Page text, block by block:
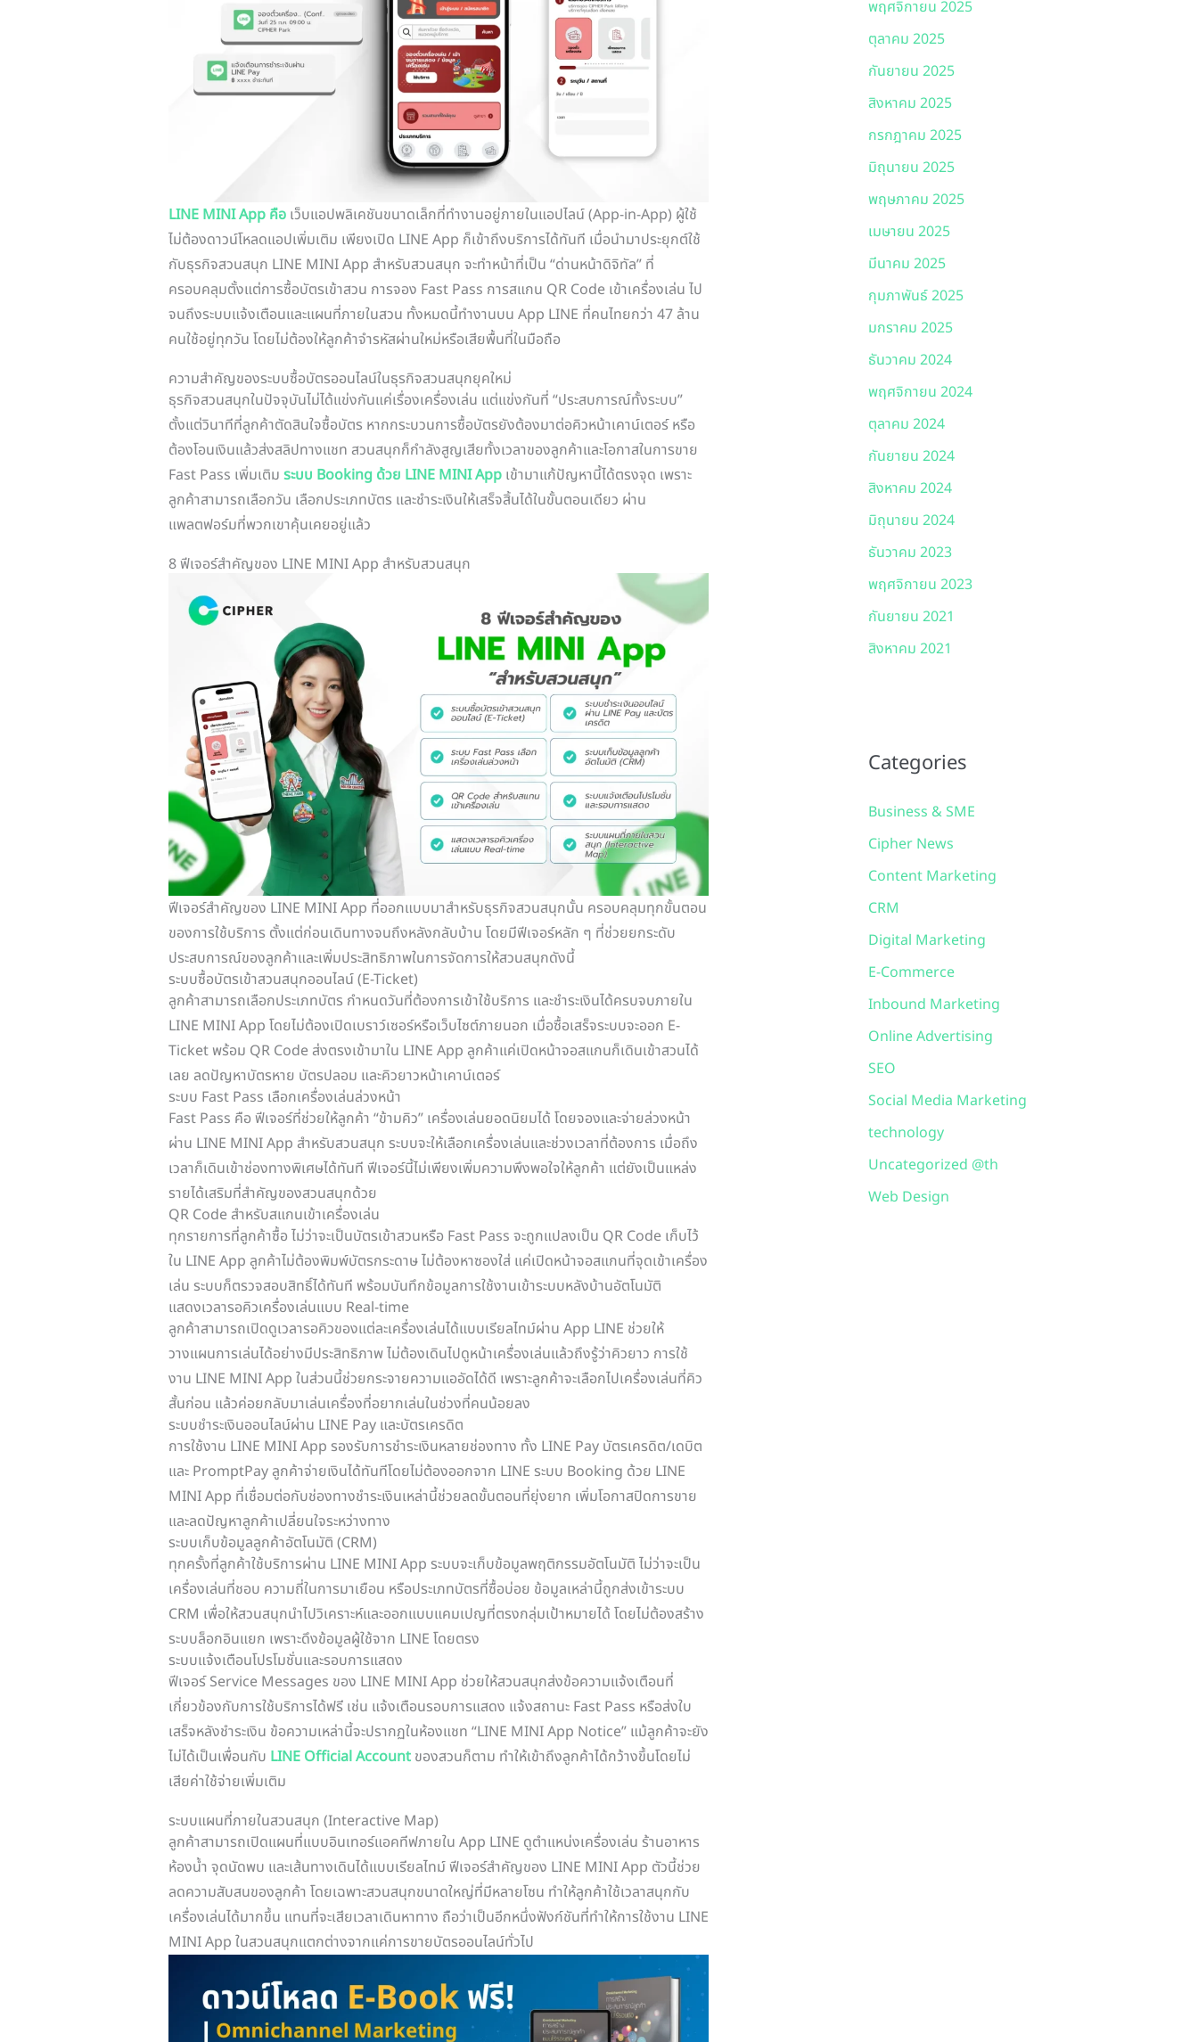
LINE MINI App คือเว็บแอปพลิเคชันขนาดเล็กที่ทำงานอยู่ภายในแอปไลน์ (App-in-App) ผู้ใช้
ไม่ต้องดาวน์โหลดแอปเพิ่มเติม เพียงเปิด LINE App ก็เข้าถึงบริการได้ทันที เมื่อนำมาประยุกต์ใช้
กับธุรกิจสวนสนุก LINE MINI App สำหรับสวนสนุก จะทำหน้าที่เป็น “ด่านหน้าดิจิทัล” ที่
ครอบคลุมตั้งแต่การซื้อบัตรเข้าสวน การจอง Fast Pass การสแกน QR Code เข้าเครื่องเล่น ไป
จนถึงระบบแจ้งเตือนและแผนที่ภายในสวน ทั้งหมดนี้ทำงานบน App LINE ที่คนไทยกว่า 47 ล้าน
คนใช้อยู่ทุกวัน โดยไม่ต้องให้ลูกค้าจำรหัสผ่านใหม่หรือเสียพื้นที่ในมือถือ
ความสำคัญของระบบซื้อบัตรออนไลน์ในธุรกิจสวนสนุกยุคใหม่
ธุรกิจสวนสนุกในปัจจุบันไม่ได้แข่งกันแค่เรื่องเครื่องเล่น แต่แข่งกันที่ “ประสบการณ์ทั้งระบบ”
ตั้งแต่วินาทีที่ลูกค้าตัดสินใจซื้อบัตร หากกระบวนการซื้อบัตรยังต้องมาต่อคิวหน้าเคาน์เตอร์ หรือ
ต้องโอนเงินแล้วส่งสลิปทางแชท สวนสนุกก็กำลังสูญเสียทั้งเวลาของลูกค้าและโอกาสในการขาย
Fast Pass เพิ่มเติม ระบบ Booking ด้วย LINE MINI Appเข้ามาแก้ปัญหานี้ได้ตรงจุด เพราะ
ลูกค้าสามารถเลือกวัน เลือกประเภทบัตร และชำระเงินให้เสร็จสิ้นได้ในขั้นตอนเดียว ผ่าน
แพลตฟอร์มที่พวกเขาคุ้นเคยอยู่แล้ว
8 ฟีเจอร์สำคัญของ LINE MINI App สำหรับสวนสนุก
ฟีเจอร์สำคัญของ LINE MINI App ที่ออกแบบมาสำหรับธุรกิจสวนสนุกนั้น ครอบคลุมทุกขั้นตอน
ของการใช้บริการ ตั้งแต่ก่อนเดินทางจนถึงหลังกลับบ้าน โดยมีฟีเจอร์หลัก ๆ ที่ช่วยยกระดับ
ประสบการณ์ของลูกค้าและเพิ่มประสิทธิภาพในการจัดการให้สวนสนุกดังนี้
ระบบซื้อบัตรเข้าสวนสนุกออนไลน์ (E-Ticket)
ลูกค้าสามารถเลือกประเภทบัตร กำหนดวันที่ต้องการเข้าใช้บริการ และชำระเงินได้ครบจบภายใน
LINE MINI App โดยไม่ต้องเปิดเบราว์เซอร์หรือเว็บไซต์ภายนอก เมื่อซื้อเสร็จระบบจะออก E-
Ticket พร้อม QR Code ส่งตรงเข้ามาใน LINE App ลูกค้าแค่เปิดหน้าจอสแกนก็เดินเข้าสวนได้
เลย ลดปัญหาบัตรหาย บัตรปลอม และคิวยาวหน้าเคาน์เตอร์
ระบบ Fast Pass เลือกเครื่องเล่นล่วงหน้า
Fast Pass คือ ฟีเจอร์ที่ช่วยให้ลูกค้า “ข้ามคิว” เครื่องเล่นยอดนิยมได้ โดยจองและจ่ายล่วงหน้า
ผ่าน LINE MINI App สำหรับสวนสนุก ระบบจะให้เลือกเครื่องเล่นและช่วงเวลาที่ต้องการ เมื่อถึง
เวลาก็เดินเข้าช่องทางพิเศษได้ทันที ฟีเจอร์นี้ไม่เพียงเพิ่มความพึงพอใจให้ลูกค้า แต่ยังเป็นแหล่ง
รายได้เสริมที่สำคัญของสวนสนุกด้วย
QR Code สำหรับสแกนเข้าเครื่องเล่น
ทุกรายการที่ลูกค้าซื้อ ไม่ว่าจะเป็นบัตรเข้าสวนหรือ Fast Pass จะถูกแปลงเป็น QR Code เก็บไว้
ใน LINE App ลูกค้าไม่ต้องพิมพ์บัตรกระดาษ ไม่ต้องหาซองใส่ แค่เปิดหน้าจอสแกนที่จุดเข้าเครื่อง
เล่น ระบบก็ตรวจสอบสิทธิ์ได้ทันที พร้อมบันทึกข้อมูลการใช้งานเข้าระบบหลังบ้านอัตโนมัติ
แสดงเวลารอคิวเครื่องเล่นแบบ Real-time
ลูกค้าสามารถเปิดดูเวลารอคิวของแต่ละเครื่องเล่นได้แบบเรียลไทม์ผ่าน App LINE ช่วยให้
วางแผนการเล่นได้อย่างมีประสิทธิภาพ ไม่ต้องเดินไปดูหน้าเครื่องเล่นแล้วถึงรู้ว่าคิวยาว การใช้
งาน LINE MINI App ในส่วนนี้ช่วยกระจายความแออัดได้ดี เพราะลูกค้าจะเลือกไปเครื่องเล่นที่คิว
สั้นก่อน แล้วค่อยกลับมาเล่นเครื่องที่อยากเล่นในช่วงที่คนน้อยลง
ระบบชำระเงินออนไลน์ผ่าน LINE Pay และบัตรเครดิต
การใช้งาน LINE MINI App รองรับการชำระเงินหลายช่องทาง ทั้ง LINE Pay บัตรเครดิต/เดบิต
และ PromptPay ลูกค้าจ่ายเงินได้ทันทีโดยไม่ต้องออกจาก LINE ระบบ Booking ด้วย LINE
MINI App ที่เชื่อมต่อกับช่องทางชำระเงินเหล่านี้ช่วยลดขั้นตอนที่ยุ่งยาก เพิ่มโอกาสปิดการขาย
และลดปัญหาลูกค้าเปลี่ยนใจระหว่างทาง
ระบบเก็บข้อมูลลูกค้าอัตโนมัติ (CRM)
ทุกครั้งที่ลูกค้าใช้บริการผ่าน LINE MINI App ระบบจะเก็บข้อมูลพฤติกรรมอัตโนมัติ ไม่ว่าจะเป็น
เครื่องเล่นที่ชอบ ความถี่ในการมาเยือน หรือประเภทบัตรที่ซื้อบ่อย ข้อมูลเหล่านี้ถูกส่งเข้าระบบ
CRM เพื่อให้สวนสนุกนำไปวิเคราะห์และออกแบบแคมเปญที่ตรงกลุ่มเป้าหมายได้ โดยไม่ต้องสร้าง
ระบบล็อกอินแยก เพราะดึงข้อมูลผู้ใช้จาก LINE โดยตรง
ระบบแจ้งเตือนโปรโมชั่นและรอบการแสดง
ฟีเจอร์ Service Messages ของ LINE MINI App ช่วยให้สวนสนุกส่งข้อความแจ้งเตือนที่
เกี่ยวข้องกับการใช้บริการได้ฟรี เช่น แจ้งเตือนรอบการแสดง แจ้งสถานะ Fast Pass หรือส่งใบ
เสร็จหลังชำระเงิน ข้อความเหล่านี้จะปรากฏในห้องแชท “LINE MINI App Notice” แม้ลูกค้าจะยัง
ไม่ได้เป็นเพื่อนกับ LINE Official Accountของสวนก็ตาม ทำให้เข้าถึงลูกค้าได้กว้างขึ้นโดยไม่
เสียค่าใช้จ่ายเพิ่มเติม
ระบบแผนที่ภายในสวนสนุก (Interactive Map)
ลูกค้าสามารถเปิดแผนที่แบบอินเทอร์แอคทีฟภายใน App LINE ดูตำแหน่งเครื่องเล่น ร้านอาหาร
ห้องน้ำ จุดนัดพบ และเส้นทางเดินได้แบบเรียลไทม์ ฟีเจอร์สำคัญของ LINE MINI App ตัวนี้ช่วย
ลดความสับสนของลูกค้า โดยเฉพาะสวนสนุกขนาดใหญ่ที่มีหลายโซน ทำให้ลูกค้าใช้เวลาสนุกกับ
เครื่องเล่นได้มากขึ้น แทนที่จะเสียเวลาเดินหาทาง ถือว่าเป็นอีกหนึ่งฟังก์ชันที่ทำให้การใช้งาน LINE
MINI App ในสวนสนุกแตกต่างจากแค่การขายบัตรออนไลน์ทั่วไป
พฤศจิกายน 2025
ตุลาคม 2025
กันยายน 2025
สิงหาคม 2025
กรกฎาคม 2025
มิถุนายน 2025
พฤษภาคม 2025
เมษายน 2025
มีนาคม 2025
กุมภาพันธ์ 2025
มกราคม 2025
ธันวาคม 2024
พฤศจิกายน 2024
ตุลาคม 2024
กันยายน 2024
สิงหาคม 2024
มิถุนายน 2024
ธันวาคม 2023
พฤศจิกายน 2023
กันยายน 2021
สิงหาคม 2021
Categories
Business & SME
Cipher News
Content Marketing
CRM
Digital Marketing
E-Commerce
Inbound Marketing
Online Advertising
SEO
Social Media Marketing
technology
Uncategorized @th
Web Design